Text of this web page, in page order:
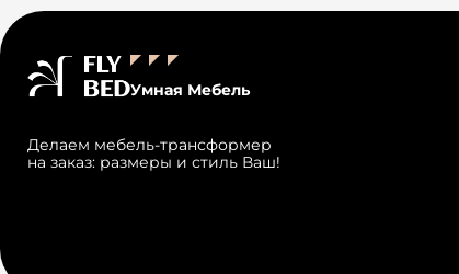
Умная Мебель
Делаем мебель-трансформер
на заказ: размеры и стиль Ваш!